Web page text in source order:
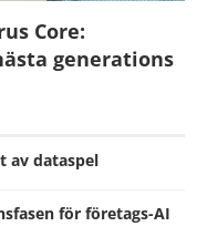
Core:
generations
av dataspel
för företags-AI